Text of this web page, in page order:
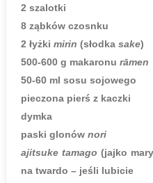
2 szalotki
8 ząbków czosnku
2 łyżki mirin (słodka sake)
500-600 g makaronu rāmen
50-60 ml sosu sojowego
pieczona pierś z kaczki
dymka
paski glonów nori
ajitsuke tamago (jajko
na twardo – jeśli lubicie